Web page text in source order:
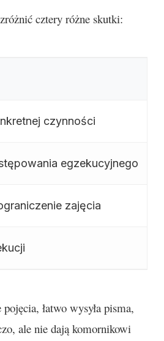
cztery różne skutki:
czynności
egzekucyjnego
zajęcia
łatwo wysyła pisma,
ale nie dają komornikowi